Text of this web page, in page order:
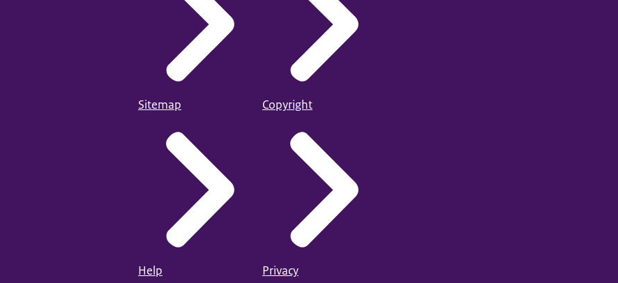
Sitemap
Help
Copyright
Privacy